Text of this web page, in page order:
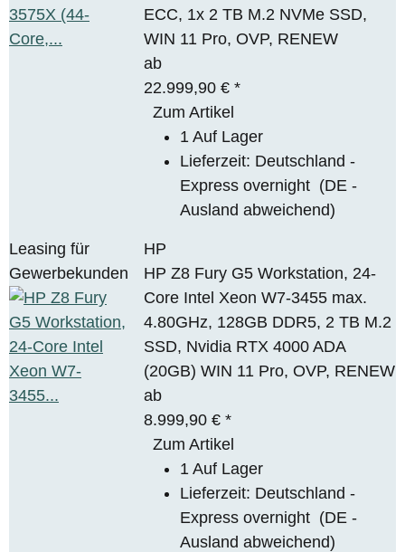
ECC, 1x 2 TB M.2 NVMe SSD,
WIN 11 Pro, OVP, RENEW
ab
22.999,90 €*
Zum Artikel
1 Auf Lager
Lieferzeit: Deutschland -
Express overnight (DE -
Ausland abweichend)
Leasing für
Gewerbekunden
HP
HP Z8 Fury G5 Workstation, 24-
Core Intel Xeon W7-3455 max.
4.80GHz, 128GB DDR5, 2 TB M.2
SSD, Nvidia RTX 4000 ADA
(20GB) WIN 11 Pro, OVP, RENEW
ab
8.999,90 €*
Zum Artikel
1 Auf Lager
Lieferzeit: Deutschland -
Express overnight (DE -
Ausland abweichend)